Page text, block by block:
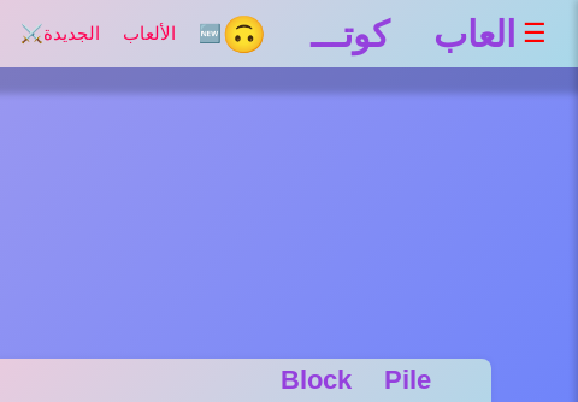
☰ العاب كوتـــ 🙃 🆕 الألعاب الجديدة ⚔️
Block Pile